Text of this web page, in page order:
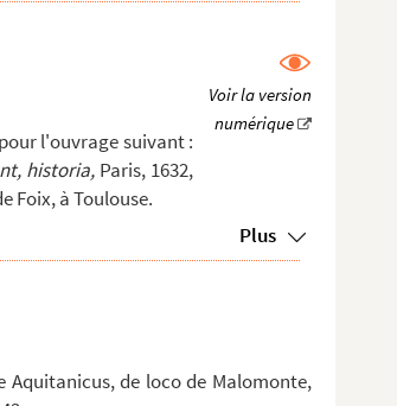
l'ouvrage suivant :
historia,Paris, 1632,
Foix, à Toulouse.
Plus
Aquitanicus, de loco de Malomonte,